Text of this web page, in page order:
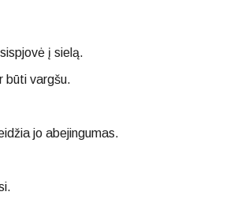
į sielą.
būti vargšu.
jo abejingumas.